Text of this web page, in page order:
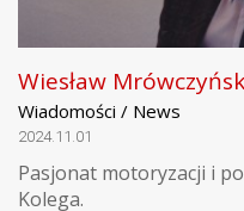
Wiesław
Wiadomości / News
2024.11.01
Pasjonat motoryzacji i
Kolega.